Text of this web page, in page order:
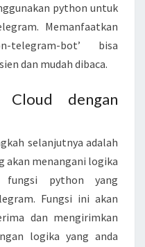
python untuk
Memanfaatkan
telegram-bot’ bisa
dan mudah dibaca.
Cloud dengan
selanjutnya adalah
akan menangani logika
python yang
Fungsi ini akan
dan mengirimkan
logika yang anda